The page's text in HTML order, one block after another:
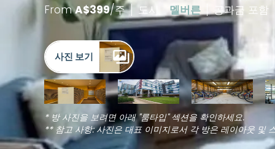
From A$399/주 도시 멜버른 공과금 포함
사진 보기
* 방 사진을 보려면 아래 "룸타입" 섹션을 확인하세요.
** 참고 사항: 사진은 대표 이미지로서 각 방은 레이아웃 및